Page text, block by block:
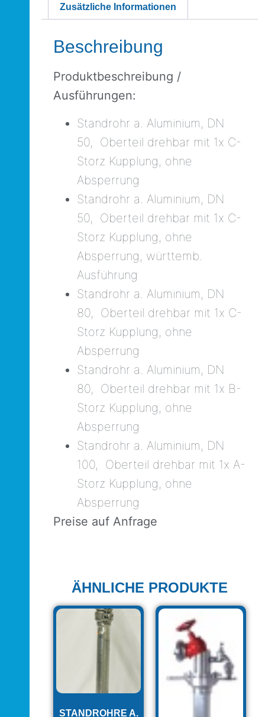
Zusätzliche Informationen
Beschreibung
Produktbeschreibung /
Ausführungen:
Standrohr a. Aluminium, DN
50, Oberteil drehbar mit 1x C-
Storz Kupplung, ohne
Absperrung
Standrohr a. Aluminium, DN
50, Oberteil drehbar mit 1x C-
Storz Kupplung, ohne
Absperrung, württemb.
Ausführung
Standrohr a. Aluminium, DN
80, Oberteil drehbar mit 1x C-
Storz Kupplung, ohne
Absperrung
Standrohr a. Aluminium, DN
80, Oberteil drehbar mit 1x B-
Storz Kupplung, ohne
Absperrung
Standrohr a. Aluminium, DN
100, Oberteil drehbar mit 1x A-
Storz Kupplung, ohne
Absperrung
Preise auf Anfrage
ÄHNLICHE PRODUKTE
STANDROHRE A.